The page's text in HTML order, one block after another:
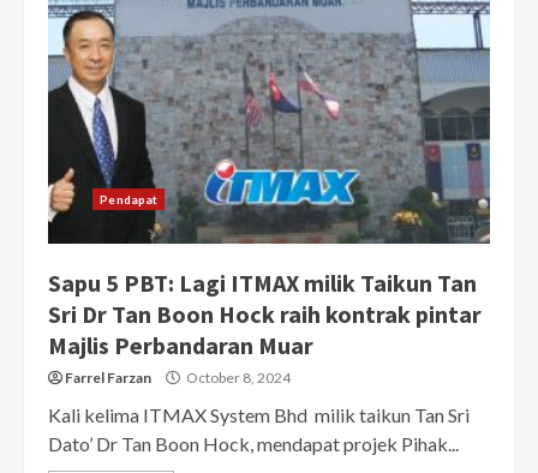
Pendapat
Sapu 5 PBT: Lagi ITMAX milik Taikun Tan
Sri Dr Tan Boon Hock raih kontrak pintar
Majlis Perbandaran Muar
Farrel Farzan October 8, 2024
Kali kelima ITMAX System Bhd milik taikun Tan Sri
Dato’ Dr Tan Boon Hock, mendapat projek Pihak...